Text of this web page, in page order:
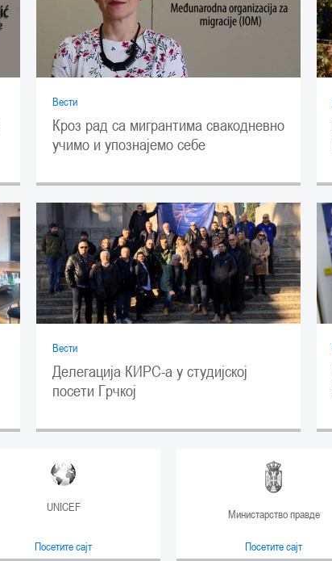
Вести
Кроз рад са мигрантима свакодневно
учимо и упознајемо себе
Вести
Делегација КИРС-а у студијској
посети Грчкој
UNICEF
Посетите сајт
Министарство правде
Посетите сајт